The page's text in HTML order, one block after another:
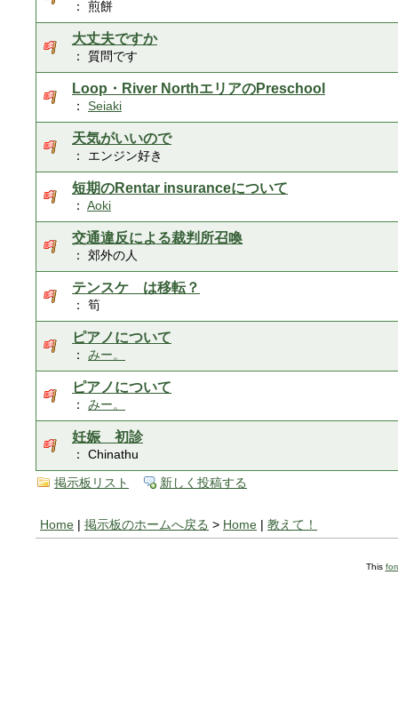
： 煎餅
大丈夫ですか
： 質問です
Loop・River NorthエリアのPreschool
： Seiaki
天気がいいので
： エンジン好き
短期のRentar insuranceについて
： Aoki
交通違反による裁判所召喚
： 郊外の人
テンスケ は移転？
： 筍
ピアノについて
： みー。
ピアノについて
： みー。
妊娠 初診
： Chinathu
掲示板リスト 新しく投稿する
Home 掲示板のホームへ戻る > Home 教えて！
This